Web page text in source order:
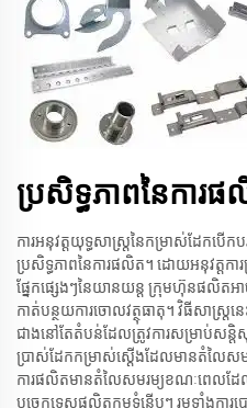
ប្រសិទ្ធភាពនៃការផ
ការអនុវត្តយុទ្ធសាស្រ្តនៃកម្រាស់ដែកបើ
ប្រសិទ្ធភាពនៃការផលិត។ ដោយអនុវត្ត
ផ្នែកផ្សេងៗនៃយានយន្ត ក្រុមហ៊ុនផលិតអា
កាត់បន្ថយការចោលវត្ថុធាតុ។ វិធីសាស្រ្តន
ជាងនៅតែតំបន់ដែលត្រូវការសម្រាប់
ប្រាស់ដែកកម្រាស់ស្តើងដែលមានតំលៃស
ការផលិតមានតំលៃសមរម្យខណៈពេលដែ
បច្ចេកទេសផលិតកម្មទំនើបៗ រួមទាំងកា